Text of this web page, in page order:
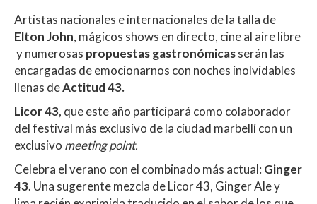
Artistas nacionales e internacionales de la talla de
Elton John, mágicos shows en directo, cine al aire libre
y numerosas propuestas gastronómicasserán las
encargadas de emocionarnos con noches inolvidables
llenas deActitud 43.
Licor 43, que este año participará como colaborador
del festival más exclusivo de la ciudad marbellí con un
exclusivo meeting point.
Celebra el verano con el combinado más actual: Ginger
43. Una sugerente mezcla de Licor 43, Ginger Ale y